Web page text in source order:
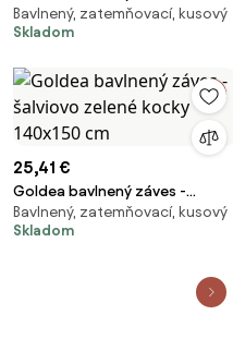
radovánky 140x150 cm
Bavlnený, zatemňovací, kusový
Skladom
25,41 €
Goldea bavlnený záves -
šalviovo zelené kocky 140x150
cm
Bavlnený, zatemňovací, kusový
Skladom